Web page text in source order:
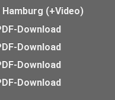
Hamburg (+Video)
Download
Download
Download
Download